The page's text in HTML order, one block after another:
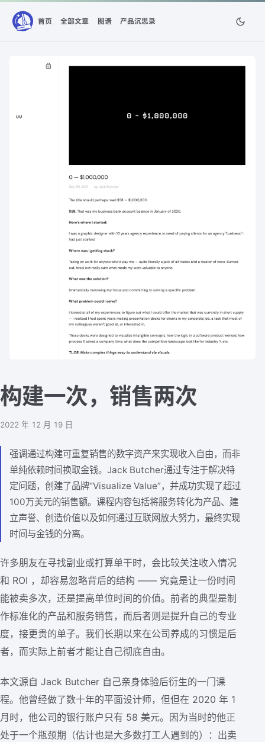
首页 全部文章 图谱 产品沉思录
构建一次，销售两次
2022 年 12 月 19 日
强调通过构建可重复销售的数字资产来实现收入自由，而非
单纯依赖时间换取金钱。Jack Butcher通过专注于解决特
定问题，创建了品牌“Visualize Value”，并成功实现了超过
100万美元的销售额。课程内容包括将服务转化为产品、建
立声誉、创造价值以及如何通过互联网放大努力，最终实现
时间与金钱的分离。
许多朋友在寻找副业或打算单干时，会比较关注收入情况
和 ROI ，却容易忽略背后的结构 —— 究竟是让一份时间
能被卖多次，还是提高单位时间的价值。前者的典型是制
作标准化的产品和服务销售，而后者则是提升自己的专业
度，接更贵的单子。我们长期以来在公司养成的习惯是后
者，而实际上前者才能让自己彻底自由。
本文源自 Jack Butcher 自己亲身体验后衍生的一门课
程。他曾经做了数十年的平面设计师，但但在 2020 年 1
月时，他公司的银行账户只有 58 美元。因为当时的他正
处于一个瓶颈期（估计也是大多数打工人遇到的）：出卖